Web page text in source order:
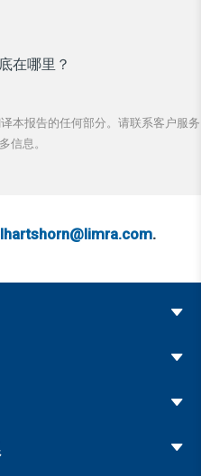
在哪里？
本报告的任何部分。请联系客户服务
信息。
lhartshorn@limra.com.